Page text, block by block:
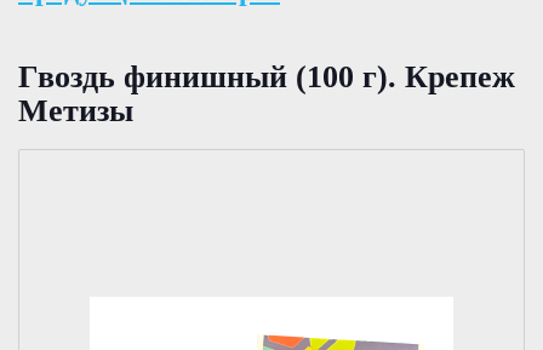
Гвоздь финишный (100 г). Крепеж
Метизы